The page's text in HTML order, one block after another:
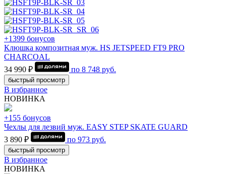
+1399 бонусов
Клюшка композитная муж. HS JETSPEED FT9 PRO
CHARCOAL
34 990 ₽
по 8 748 руб.
быстрый просмотр
В избранное
НОВИНКА
+155 бонусов
Чехлы для лезвий муж. EASY STEP SKATE GUARD
3 890 ₽
по 973 руб.
быстрый просмотр
В избранное
НОВИНКА